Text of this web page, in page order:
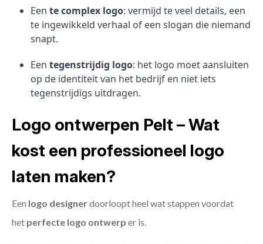
Een te complex logo: vermijd te veel details, een
te ingewikkeld verhaal of een slogan die niemand
snapt.
Een tegenstrijdig logo: het logo moet aansluiten
op de identiteit van het bedrijf en niet iets
tegenstrijdigs uitdragen.
Logo ontwerpen Pelt – Wat
kost een professioneel logo
laten maken?
Een logo designerdoorloopt heel wat stappen voordat
het perfecte logo ontwerp er is.